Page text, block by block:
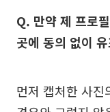
Q. 만약 제 프로
곳에 동의 없이
먼저 캡처한 사진